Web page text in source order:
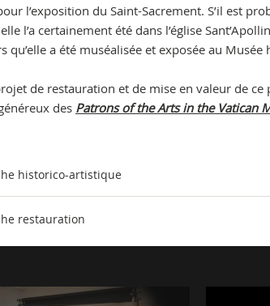
l’exposition du Saint-Sacrement. S’il est
l’a certainement été dans l’église
qu’elle a été muséalisée et
de restauration et de mise en valeur de ce
des Patrons of the Arts in the Vatican
historico-artistique
restauration